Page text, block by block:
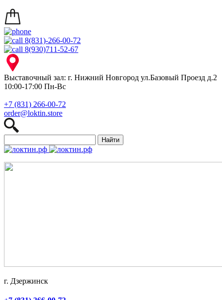
8(831)-266-00-72
8(930)711-52-67
Выставочный зал: г. Нижний Новгород ул.Базовый Проезд д.2
10:00-17:00 Пн-Вс
+7 (831) 266-00-72
order@loktin.store
Найти
г. Дзержинск